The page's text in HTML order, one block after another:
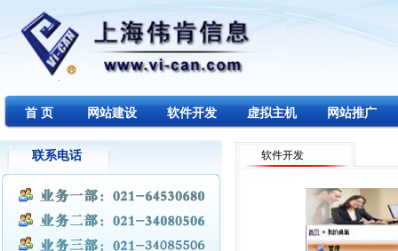
首 页 网站建设 软件开发 虚拟主机 网站推广
联系电话 软件开发